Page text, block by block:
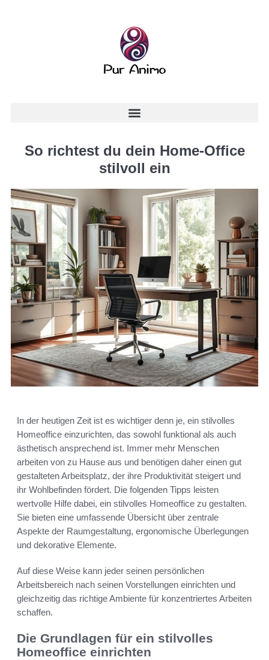
So richtest du dein Home-Office
stilvoll ein
In der heutigen Zeit ist es wichtiger denn je, ein stilvolles
Homeoffice einzurichten, das sowohl funktional als auch
ästhetisch ansprechend ist. Immer mehr Menschen
arbeiten von zu Hause aus und benötigen daher einen gut
gestalteten Arbeitsplatz, der ihre Produktivität steigert und
ihr Wohlbefinden fördert. Die folgenden Tipps leisten
wertvolle Hilfe dabei, ein stilvolles Homeoffice zu gestalten.
Sie bieten eine umfassende Übersicht über zentrale
Aspekte der Raumgestaltung, ergonomische Überlegungen
und dekorative Elemente.
Auf diese Weise kann jeder seinen persönlichen
Arbeitsbereich nach seinen Vorstellungen einrichten und
gleichzeitig das richtige Ambiente für konzentriertes Arbeiten
schaffen.
Die Grundlagen für ein stilvolles
Homeoffice einrichten